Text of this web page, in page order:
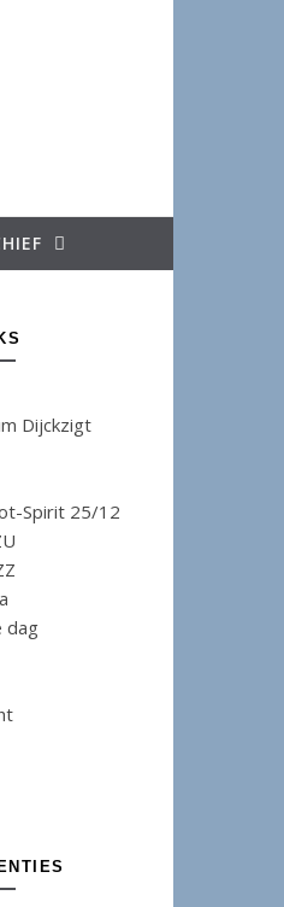
Dijckzigt
Spirit 25/12
dag